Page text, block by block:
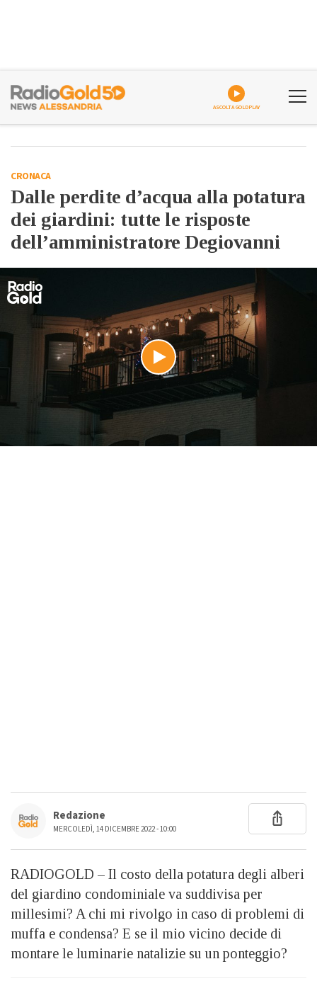
ASCOLTA GOLDPLAY
CRONACA
Dalle perdite d’acqua alla potatura
dei giardini: tutte le risposte
dell’amministratore Degiovanni
Redazione
MERCOLEDÌ, 14 DICEMBRE 2022 - 10:00
RADIOGOLD – Il costo della potatura degli alberi
del giardino condominiale va suddivisa per
millesimi? A chi mi rivolgo in caso di problemi di
muffa e condensa? E se il mio vicino decide di
montare le luminarie natalizie su un ponteggio?